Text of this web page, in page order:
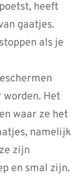
heeft
gaatjes.
als je
Het
waar ze het
namelijk
zijn
en smal zijn.